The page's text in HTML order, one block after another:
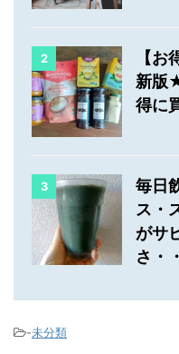
2
【
新版
得に
3
毎日
ス・
がサ
さ・
-未分類